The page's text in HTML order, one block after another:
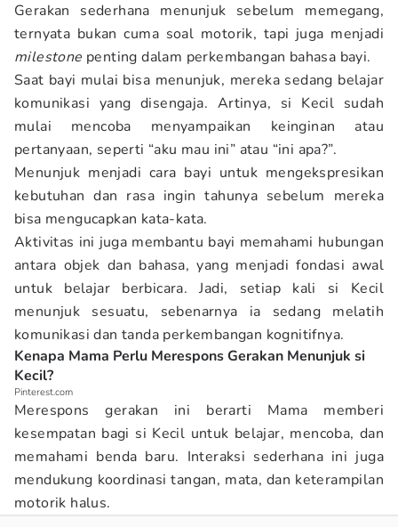
Gerakan sederhana menunjuk sebelum memegang,
ternyata bukan cuma soal motorik, tapi juga menjadi
milestone penting dalam perkembangan bahasa bayi.
Saat bayi mulai bisa menunjuk, mereka sedang belajar
komunikasi yang disengaja. Artinya, si Kecil sudah
mulai mencoba menyampaikan keinginan atau
pertanyaan, seperti “aku mau ini” atau “ini apa?”.
Menunjuk menjadi cara bayi untuk mengekspresikan
kebutuhan dan rasa ingin tahunya sebelum mereka
bisa mengucapkan kata-kata.
Aktivitas ini juga membantu bayi memahami hubungan
antara objek dan bahasa, yang menjadi fondasi awal
untuk belajar berbicara. Jadi, setiap kali si Kecil
menunjuk sesuatu, sebenarnya ia sedang melatih
komunikasi dan tanda perkembangan kognitifnya.
Kenapa Mama Perlu Merespons Gerakan Menunjuk si
Kecil?
Pinterest.com
Merespons gerakan ini berarti Mama memberi
kesempatan bagi si Kecil untuk belajar, mencoba, dan
memahami benda baru. Interaksi sederhana ini juga
mendukung koordinasi tangan, mata, dan keterampilan
motorik halus.